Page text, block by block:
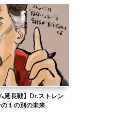
延長戦】Dr.ストレン
１の別の未来